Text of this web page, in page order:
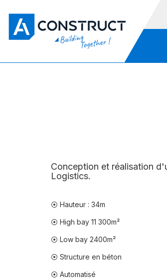
Conception et réalisation
Logistics.
⦿ Hauteur : 34m
⦿ High bay 11 300m²
⦿ Low bay 2400m²
⦿ Structure en béton
⦿ Automatisé